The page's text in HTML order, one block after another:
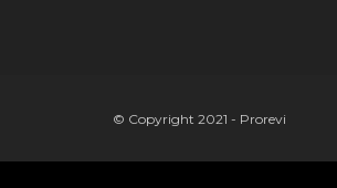
© Copyright 2021 - Prorevi